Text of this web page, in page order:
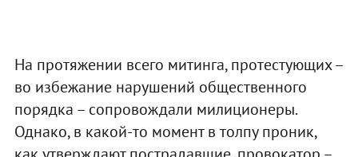
На протяжении всего митинга, протестующих –
во избежание нарушений общественного
порядка – сопровождали милиционеры.
Однако, в какой-то момент в толпу проник,